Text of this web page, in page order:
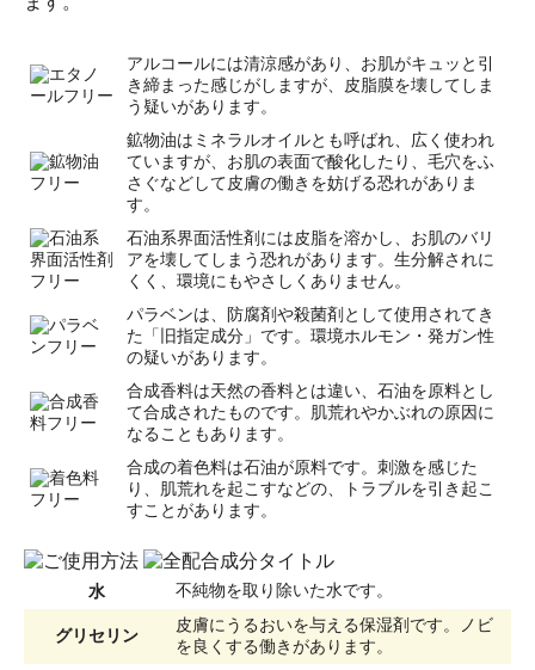
アルコールには清涼感があり、お肌がキュッと引
き締まった感じがしますが、皮脂膜を壊してしま
う疑いがあります。
鉱物油はミネラルオイルとも呼ばれ、広く使われ
ていますが、お肌の表面で酸化したり、毛穴をふ
さぐなどして皮膚の働きを妨げる恐れがありま
す。
石油系界面活性剤には皮脂を溶かし、お肌のバリ
アを壊してしまう恐れがあります。生分解されに
くく、環境にもやさしくありません。
パラベンは、防腐剤や殺菌剤として使用されてき
た「旧指定成分」です。環境ホルモン・発ガン性
の疑いがあります。
合成香料は天然の香料とは違い、石油を原料とし
て合成されたものです。肌荒れやかぶれの原因に
なることもあります。
合成の着色料は石油が原料です。刺激を感じた
り、肌荒れを起こすなどの、トラブルを引き起こ
すことがあります。
水 不純物を取り除いた水です。
グリセリン
皮膚にうるおいを与える保湿剤です。ノビ
を良くする働きがあります。